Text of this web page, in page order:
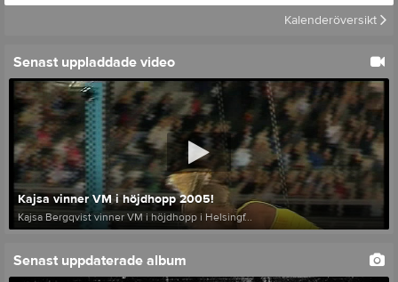
Kalenderöversikt
Senast uppladdade video
Kajsa vinner VM i höjdhopp 2005!
Kajsa Bergqvist vinner VM i höjdhopp i Helsingf...
Senast uppdaterade album